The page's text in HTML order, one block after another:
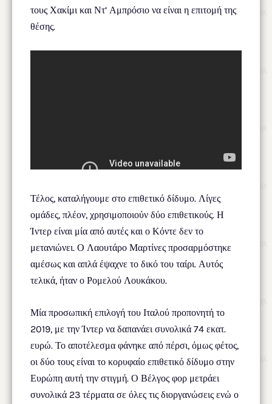
τους Χακίμι και Ντ’ Αμπρόσιο να είναι η επιτομή της
θέσης.
Τέλος, καταλήγουμε στο επιθετικό δίδυμο. Λίγες
ομάδες, πλέον, χρησιμοποιούν δύο επιθετικούς. Η
Ίντερ είναι μία από αυτές και ο Κόντε δεν το
μετανιώνει. Ο Λαουτάρο Μαρτίνες προσαρμόστηκε
αμέσως και απλά έψαχνε το δικό του ταίρι. Αυτός
τελικά, ήταν ο Ρομελού Λουκάκου.
Μία προσωπική επιλογή του Ιταλού προπονητή το
2019, με την Ίντερ να δαπανάει συνολικά 74 εκατ.
ευρώ. Το αποτέλεσμα φάνηκε από πέρσι, όμως φέτος,
οι δύο τους είναι το κορυφαίο επιθετικό δίδυμο στην
Ευρώπη αυτή την στιγμή. Ο Βέλγος φορ μετράει
συνολικά 23 τέρματα σε όλες τις διοργανώσεις ενώ ο